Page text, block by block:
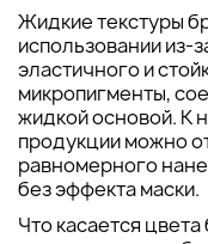
Жидкие текстуры
использовании из-
эластичного и
микропигменты,
жидкой основой. К
продукции можно
равномерного
без эффекта маски.
Что касается